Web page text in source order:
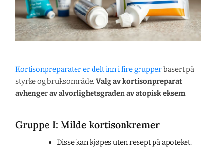
Kortisonpreparater er delt inn i fire grupperbasert på
styrke og bruksområde.Valg av kortisonpreparat
avhenger av alvorlighetsgraden av atopisk eksem.
Gruppe I: Milde kortisonkremer
Disse kan kjøpes uten resept på apoteket.